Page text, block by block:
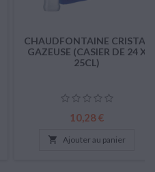
CHAUDFONTAINE CRISTAL
GAZEUSE (CASIER DE 24 X
25CL)
Prix
10,28 €
 Ajouter au panier